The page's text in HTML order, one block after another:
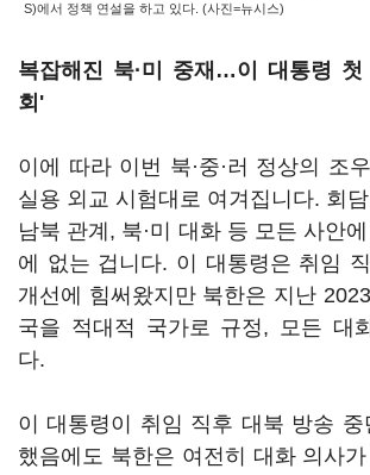
S)에서 정책 연설을 하고 있다. (사진=뉴시스)
복잡해진 북·미 중재…이 대통령
회'
이에 따라 이번 북·중·러 정상의 조
실용 외교 시험대로 여겨집니다. 회
남북 관계, 북·미 대화 등 모든 사안
에 없는 겁니다. 이 대통령은 취임
개선에 힘써왔지만 북한은 지난
국을 적대적 국가로 규정, 모든 대
다.
이 대통령이 취임 직후 대북 방송 중
했음에도 북한은 여전히 대화 의사